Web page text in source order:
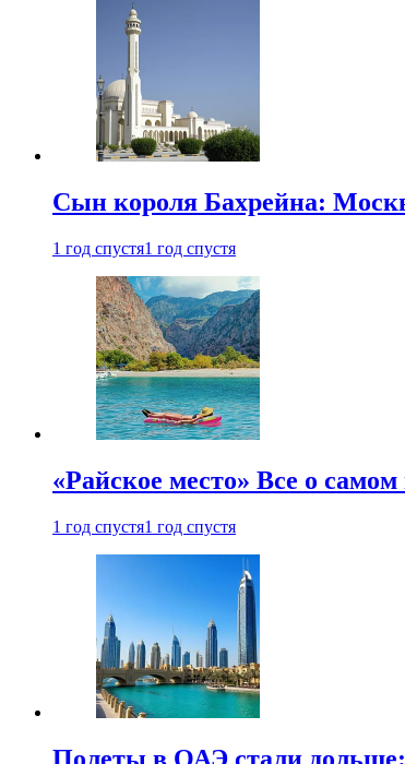
Сын короля Бахрейна:
1 год спустя1 год спустя
«Райское место» Все о
1 год спустя1 год спустя